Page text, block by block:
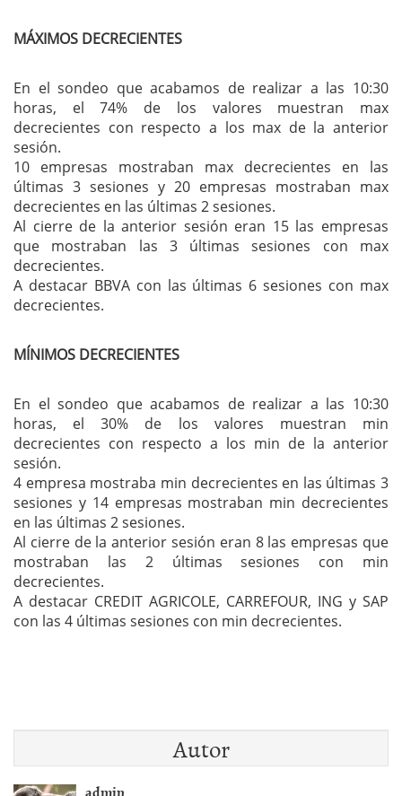
MÁXIMOS DECRECIENTES
En el sondeo que acabamos de realizar a las 10:30
horas, el 74% de los valores muestran max
decrecientes con respecto a los max de la anterior
sesión.
10 empresas mostraban max decrecientes en las
últimas 3 sesiones y 20 empresas mostraban max
decrecientes en las últimas 2 sesiones.
Al cierre de la anterior sesión eran 15 las empresas
que mostraban las 3 últimas sesiones con max
decrecientes.
A destacar BBVA con las últimas 6 sesiones con max
decrecientes.
MÍNIMOS DECRECIENTES
En el sondeo que acabamos de realizar a las 10:30
horas, el 30% de los valores muestran min
decrecientes con respecto a los min de la anterior
sesión.
4 empresa mostraba min decrecientes en las últimas 3
sesiones y 14 empresas mostraban min decrecientes
en las últimas 2 sesiones.
Al cierre de la anterior sesión eran 8 las empresas que
mostraban las 2 últimas sesiones con min
decrecientes.
A destacar CREDIT AGRICOLE, CARREFOUR, ING y SAP
con las 4 últimas sesiones con min decrecientes.
Autor
admin